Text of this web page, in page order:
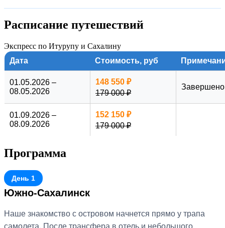
дополнительные опции — морской вояж на полуостров Чирип
и Око дракона (высокие шансы встретить
на мысы Великан, Птичий и Евстафия.
На фотографиях в описании – именно те пейзажи, которые
на самом деле
Если ваш график позволяет, мы дополним вашу программу
персональными маршрутамидо начала или после
завершения основного тура на Сахалин и Итуруп.
льготныхсубсидируемых авиабилетов
упустите возможность отправиться в приключение, которое
останется в сердце навсегда!
Расписание путешествий
Экспресс по Итурупу и Сахалину
Дата
Стоимость, руб
01.05.2026 –
08.05.2026
148 550 ₽
179 000 ₽
Завершено
01.09.2026 –
08.09.2026
152 150 ₽
179 000 ₽
Программа
День 1
Южно-Сахалинск
Наше знакомство с островом начнется прямо у трапа